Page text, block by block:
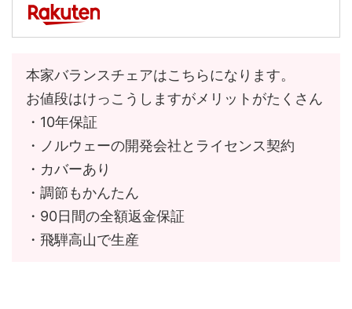
本家バランスチェアはこちらになります。
お値段はけっこうしますがメリットがたくさん
・10年保証
・ノルウェーの開発会社とライセンス契約
・カバーあり
・調節もかんたん
・90日間の全額返金保証
・飛騨高山で生産